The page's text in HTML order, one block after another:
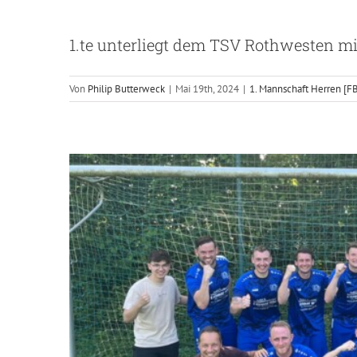
1.te unterliegt dem TSV Rothwesten
Von Philip Butterweck | Mai 19th, 2024 | 1. Mannschaft Herren
heißt es entweder – oder🤷🏼‍♂️
2.